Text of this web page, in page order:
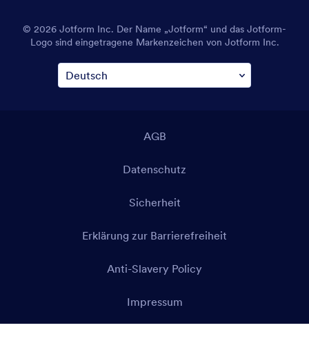
© 2026 Jotform Inc. Der Name „Jotform“ und das Jotform-
Logo sind eingetragene Markenzeichen von Jotform Inc.
AGB
Datenschutz
Sicherheit
Erklärung zur Barrierefreiheit
Anti-Slavery Policy
Impressum